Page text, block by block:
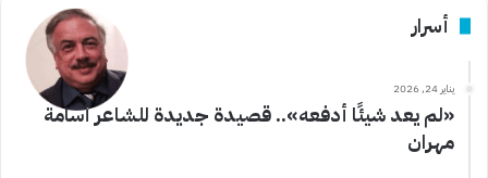
أسرار
يناير 24, 2026
«لم يعد شيئًا أدفعه».. قصيدة جديدة للشاعر أسامة
مهران